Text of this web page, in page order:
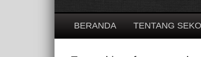
BERANDA TENTANG